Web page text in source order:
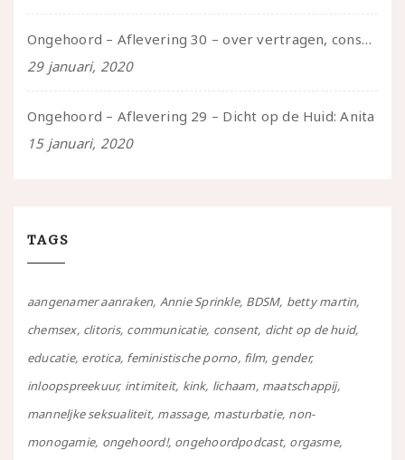
Ongehoord – Aflevering 30 – over vertragen, consent en negatieve gevoelens met Meg-John Barker
29 januari, 2020
Ongehoord – Aflevering 29 – Dicht op de Huid: Anita
15 januari, 2020
TAGS
aangenamer aanraken Annie Sprinkle BDSM betty martin
chemsex clitoris communicatie consent dicht op de huid
educatie erotica feministische porno film gender
inloopspreekuur intimiteit kink lichaam maatschappij
manneljke seksualiteit massage masturbatie non-
monogamie ongehoord! ongehoordpodcast orgasme